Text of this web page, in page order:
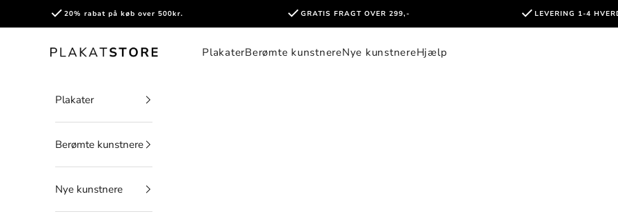
Spring til indhold20% rabat på køb over 500kr. GRATIS FRAGT OVER 299,- LEVERING 1-4
PlakatStore PlakaterBerømte kunstnereNye kunstnereHjælp
Plakater
Berømte kunstnere
Nye kunstnere